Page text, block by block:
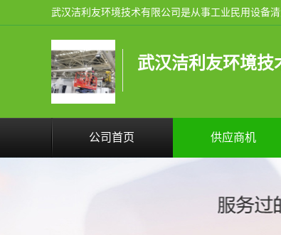
武汉洁利友环境技
公司首页 供应商机